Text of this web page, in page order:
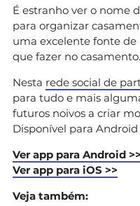
É estranho ver o nome
para organizar
uma excelente fonte de
que fazer no casamento.
Nesta rede social de
para tudo e mais
futuros noivos a criar
Disponível para Android
Ver app para Android >>
Ver app para iOS >>
Veja também: